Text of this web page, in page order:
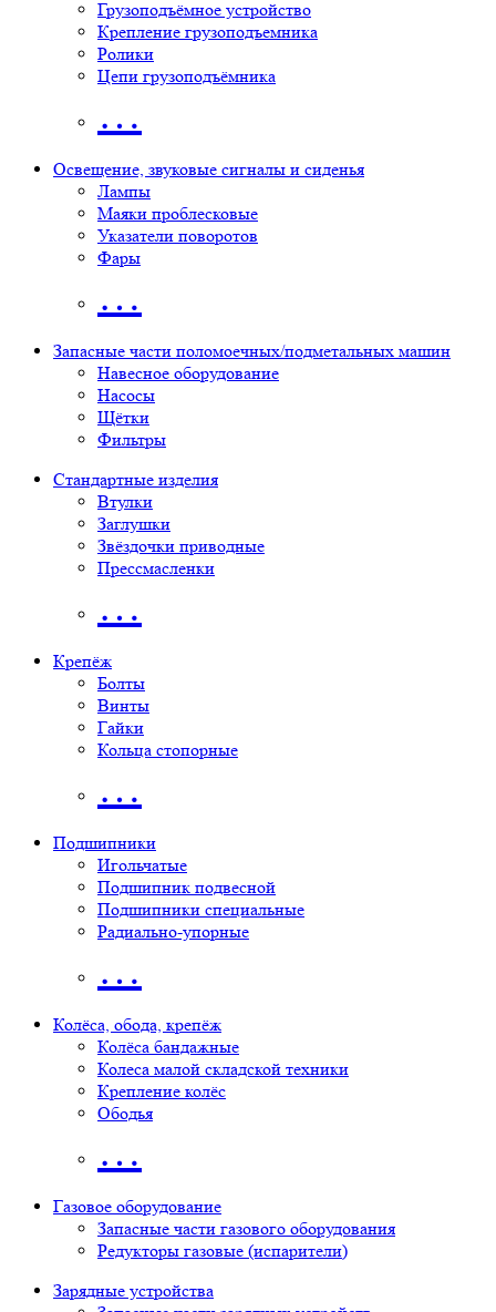
Грузоподъёмное устройство
Крепление грузоподъемника
Ролики
Цепи грузоподъёмника
…
Освещение, звуковые сигналы и сиденья
Лампы
Маяки проблесковые
Указатели поворотов
Фары
…
Запасные части поломоечных/подметальных машин
Навесное оборудование
Насосы
Щётки
Фильтры
Стандартные изделия
Втулки
Заглушки
Звёздочки приводные
Прессмасленки
…
Крепёж
Болты
Винты
Гайки
Кольца стопорные
…
Подшипники
Игольчатые
Подшипник подвесной
Подшипники специальные
Радиально-упорные
…
Колёса, обода, крепёж
Колёса бандажные
Колеса малой складской техники
Крепление колёс
Ободья
…
Газовое оборудование
Запасные части газового оборудования
Редукторы газовые (испарители)
Зарядные устройства